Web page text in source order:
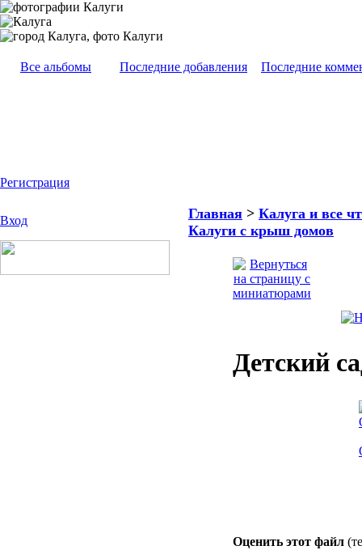
Все альбомы Последние добавления Последние
Регистрация
Вход Главная > Калуга и все
Калуги с крыш домов
Детский
Оценить этот файл